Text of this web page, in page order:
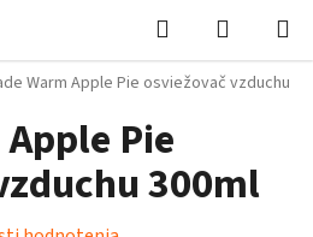
Hľadať
košík
Warm Apple Pie osviežovač vzduchu
Pie
300ml